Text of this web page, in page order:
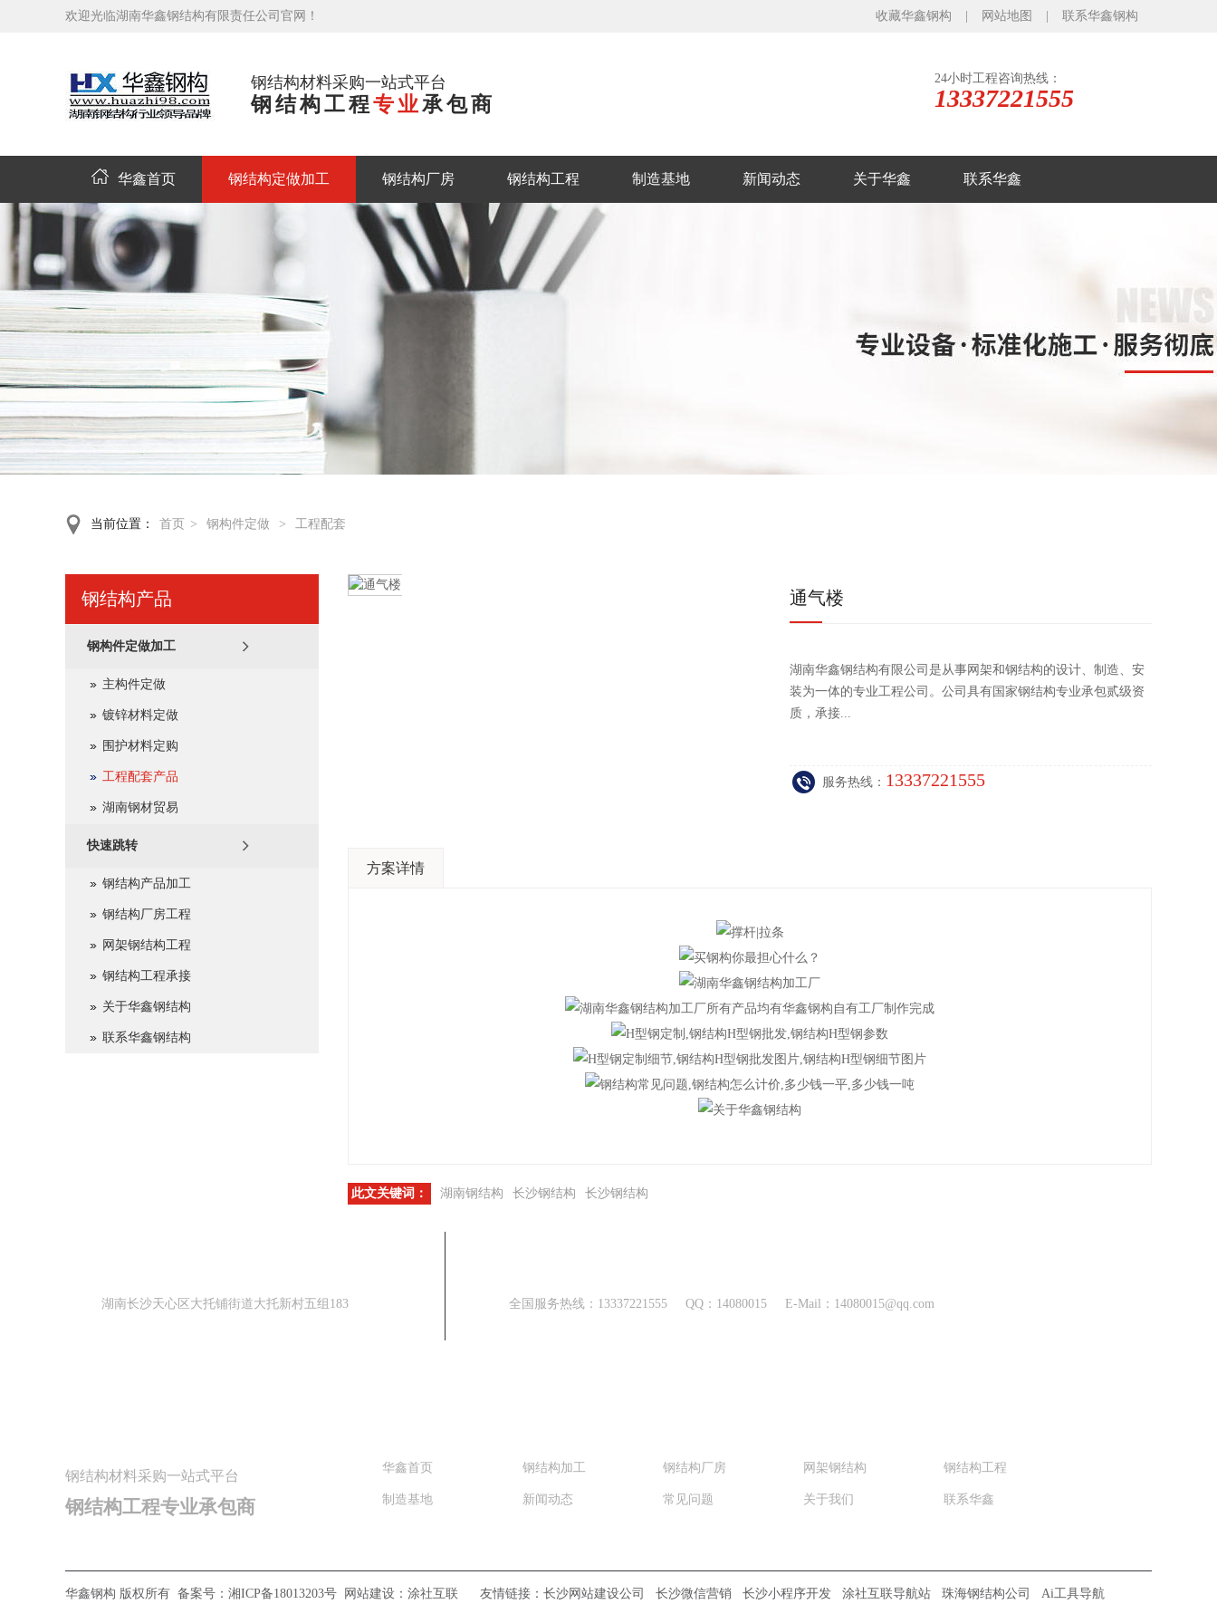
收藏华鑫钢构 网站地图 联系华鑫钢构
欢迎光临湖南华鑫钢结构有限责任公司官网！
24小时工程咨询热线：
13337221555
钢结构材料采购一站式平台
钢结构工程专业承包商
华鑫首页 钢结构定做加工 钢结构厂房 钢结构工程 制造基地 新闻动态 关于华鑫 联系华鑫
当前位置： 首页 > 钢构件定做 > 工程配套
钢结构产品
钢构件定做加工
主构件定做
镀锌材料定做
围护材料定购
工程配套产品
湖南钢材贸易
快速跳转
钢结构产品加工
钢结构厂房工程
网架钢结构工程
钢结构工程承接
关于华鑫钢结构
联系华鑫钢结构
通气楼
湖南华鑫钢结构有限公司是从事网架和钢结构的设计、制造、安
装为一体的专业工程公司。公司具有国家钢结构专业承包贰级资
质，承接...
服务热线： 13337221555
方案详情
此文关键词： 湖南钢结构 长沙钢结构 长沙钢结构
湖南长沙天心区大托铺街道大托新村五组183 全国服务热线： 13337221555 QQ： 14080015 E-Mail： 14080015@qq.com
钢结构材料采购一站式平台
钢结构工程专业承包商
华鑫首页 钢结构加工 钢结构厂房 网架钢结构 钢结构工程
制造基地 新闻动态 常见问题 关于我们 联系华鑫
华鑫钢构 版权所有 备案号： 湘ICP备18013203号 网站建设： 涂社互联 友情链接： 长沙网站建设公司 长沙微信营销 长沙小程序开发 涂社互联导航站 珠海钢结构公司 Ai工具导航